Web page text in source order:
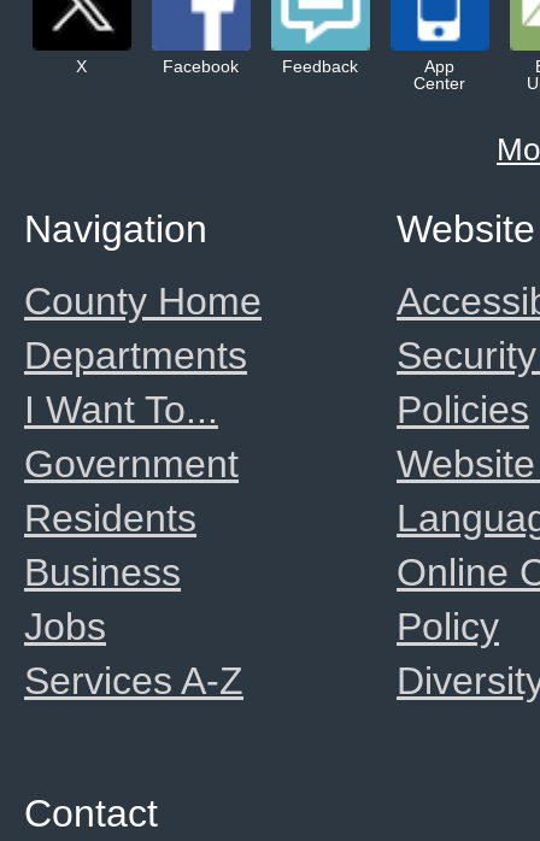
X Facebook Feedback
App
Center
Website
Policies
Online
Policy
Navigation
County Home
Departments
I Want To...
Government
Residents
Business
Jobs
Services A-Z
Contact